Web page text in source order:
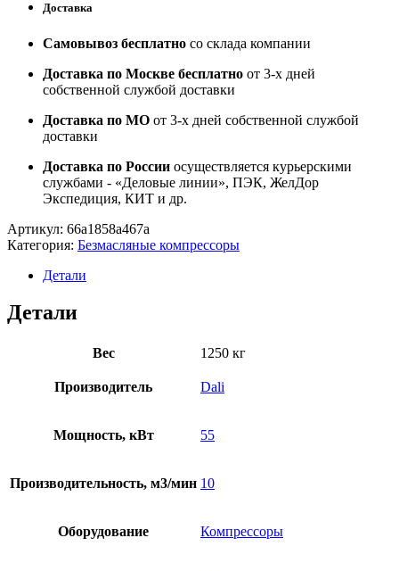
Доставка
Самовывоз бесплатно со склада компании
Доставка по Москве бесплатно от 3-х дней
собственной службой доставки
Доставка по МО от 3-х дней собственной службой
доставки
Доставка по России осуществляется курьерскими
службами - «Деловые линии», ПЭК, ЖелДор
Экспедиция, КИТ и др.
Артикул: 66a1858a467a
Категория: Безмасляные компрессоры
Детали
Детали
Вес 1250 кг
Производитель Dali
Мощность, кВт 55
Производительность, м3/мин 10
Оборудование Компрессоры